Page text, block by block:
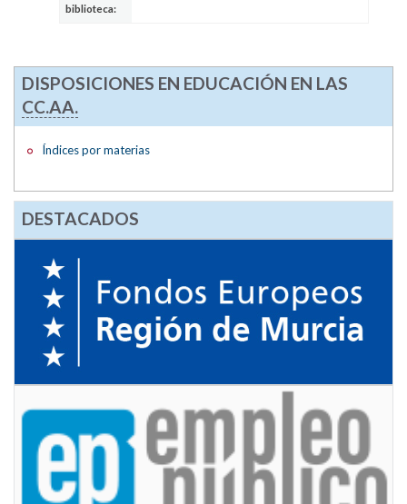
biblioteca:
DISPOSICIONES EN EDUCACIÓN EN LAS
CC.AA.
Índices por materias
DESTACADOS